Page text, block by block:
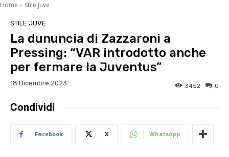
Home Stile Juve
STILE JUVE
La dununcia di Zazzaroni a
Pressing: “VAR introdotto anche
per fermare la Juventus”
18 Dicembre 2023 0
3452
Condividi
Facebook X WhatsApp